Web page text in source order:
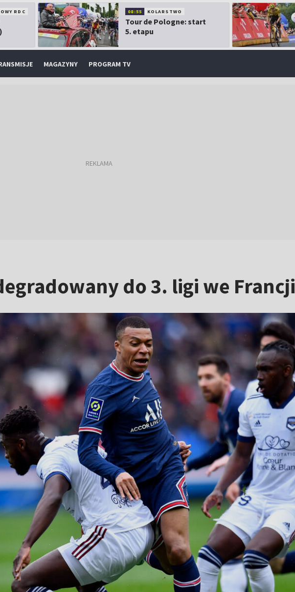
RDC 08:55 KOLARSTWO
Tour de Pologne: start
5. etapu
MAGAZYNY PROGRAM TV
do 3. ligi we Francji